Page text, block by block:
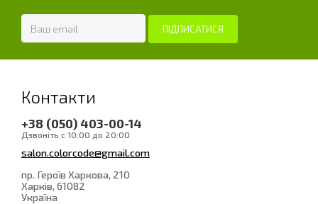
Контакти
+38 (050) 403-00-14
Дзвоніть с 10:00 до 20:00
salon.colorcode@gmail.com
пр. Героїв Харкова, 210
Харків, 61082
Україна